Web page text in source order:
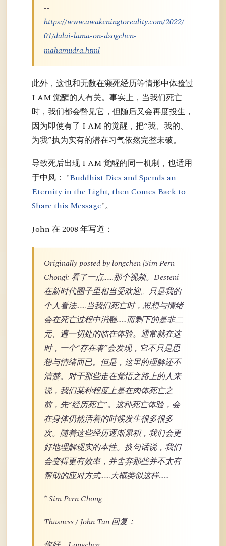
--
https://www.awakeningtoreality.com/2022/
01/dalai-lama-on-dzogchen-
mahamudra.html
此外，这也和无数在濒死经历等情形中体验过
I AM 觉醒的人有关。事实上，当我们死亡
时，我们都会瞥见它，但随后又会再度投生，
因为即使有了 I AM 的觉醒，把“我、我的、
为我”执为实有的潜在习气依然完整未破。
导致死后出现 I AM 觉醒的同一机制，也适用
于中风： "Buddhist Dies and Spends an
Eternity in the Light, then Comes Back to
Share this Message"。
John 在 2008 年写道：
Originally posted by longchen [Sim Pern
Chong]: 看了一点……那个视频。Desteni
在新时代圈子里相当受欢迎。只是我的
个人看法……当我们死亡时，思想与情绪
会在死亡过程中消融……而剩下的是非二
元、遍一切处的临在体验。通常就在这
时，一个“存在者”会发现，它不只是思
想与情绪而已。但是，这里的理解还不
清楚。对于那些走在觉悟之路上的人来
说，我们某种程度上是在肉体死亡之
前，先“经历死亡”。这种死亡体验，会
在身体仍然活着的时候发生很多很多
次。随着这些经历逐渐累积，我们会更
好地理解现实的本性。换句话说，我们
会变得更有效率，并舍弃那些并不太有
帮助的应对方式……大概类似这样……
* Sim Pern Chong
Thusness / John Tan 回复：